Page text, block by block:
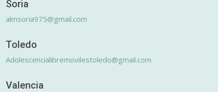
Soria
almsoria975@gmail.com
Toledo
Adolescencialibremovilestoledo@gmail.com
Valencia